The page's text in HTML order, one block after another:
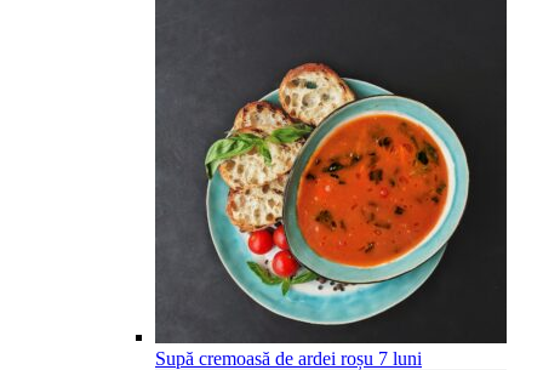
Supă cremoasă de ardei roșu 7 luni